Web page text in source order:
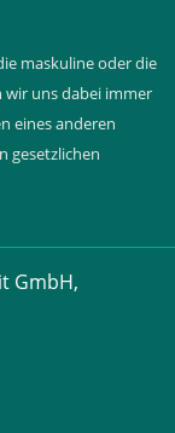
maskuline oder die
uns dabei immer
eines anderen
gesetzlichen
GmbH,